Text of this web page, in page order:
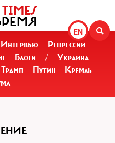
EN
Интервью
Репрессии
Блоги /
Украина
Трамп Путин
Кремль